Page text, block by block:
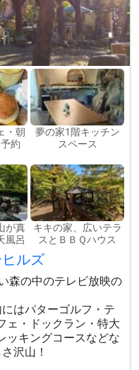
・朝
約
夢の家1階キッチン
スペース
が真
風呂
キキの家、広いテラ
スとＢＢＱハウス
ルズ
の中のテレビ放映の
はパターゴルフ・テ
ェ・ドックラン・特大
ッキングコースなどな
沢山！